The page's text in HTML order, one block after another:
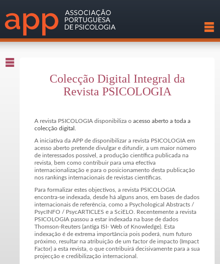
Colecção Digital Integral da
Revista PSICOLOGIA
A revista PSICOLOGIA disponibiliza o acesso aberto a toda a
colecção digital
A iniciativa da APP de disponibilizar a revista PSICOLOGIA em
acesso aberto pretende divulgar e difundir, a um maior número
de interessados possível, a produção científica publicada na
revista, bem como contribuir para uma efectiva
internacionalização e para o posicionamento desta publicação
nos rankings internacionais de revistas científicas.
Para formalizar estes objectivos, a revista PSICOLOGIA
encontra-se indexada, desde há alguns anos, em bases de dados
internacionais de referência, como a Psychological Abstracts /
PsycINFO / PsycARTICLES e a SciELO. Recentemente a revista
PSICOLOGIA passou a estar indexada na base de dados
Thomson-Reuters (antiga ISI- Web of Knowledge). Esta
indexação é de extrema importância pois poderá, num futuro
próximo, resultar na atribuição de um factor de impacto (Impact
Factor) a esta revista, o que contribuirá decisivamente para a sua
projecção e credibilização internacional.